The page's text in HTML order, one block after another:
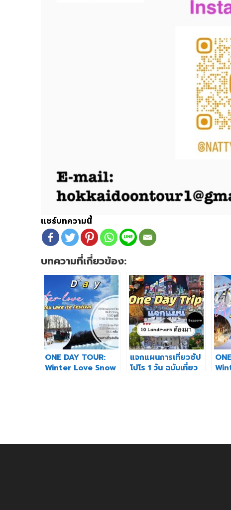
แชร์บทความนี้
บทความที่เกี่ยวข้อง:
ONE DAY TOUR:
Winter Love Snow
แจกแผนการเที่ยวซัป
โปโร 1 วัน ฉบับเที่ยว